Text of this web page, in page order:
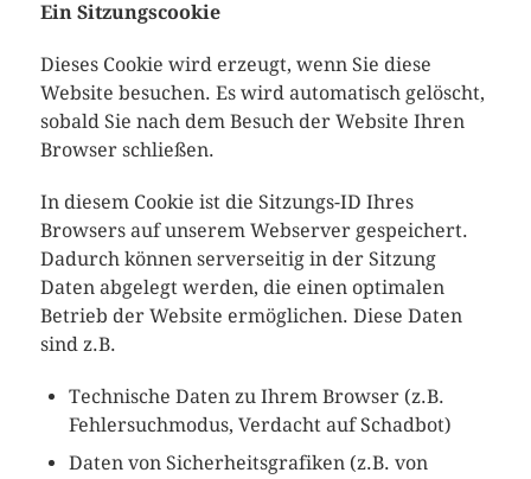
Ein Sitzungscookie
Dieses Cookie wird erzeugt, wenn Sie diese
Website besuchen. Es wird automatisch gelöscht,
sobald Sie nach dem Besuch der Website Ihren
Browser schließen.
In diesem Cookie ist die Sitzungs-ID Ihres
Browsers auf unserem Webserver gespeichert.
Dadurch können serverseitig in der Sitzung
Daten abgelegt werden, die einen optimalen
Betrieb der Website ermöglichen. Diese Daten
sind z.B.
Technische Daten zu Ihrem Browser (z.B.
Fehlersuchmodus, Verdacht auf Schadbot)
Daten von Sicherheitsgrafiken (z.B. von